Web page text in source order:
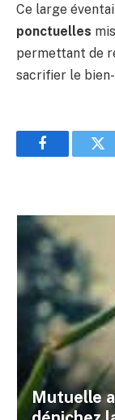
Ce large
ponctuelles
permettant de
sacrifier le bien-
Facebook
Mutuelle